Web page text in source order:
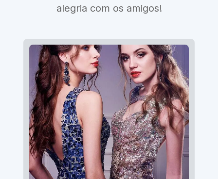
alegria com os amigos!